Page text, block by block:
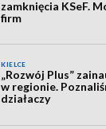
zamknięcia KSeF.
firm
KIELCE
„Rozwój Plus”
w regionie.
działaczy